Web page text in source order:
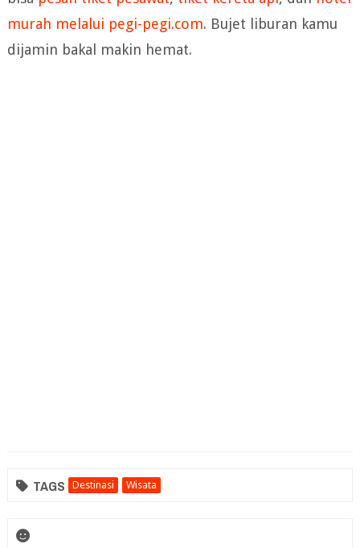
murah melalui pegi-pegi.com. Bujet liburan kamu
dijamin bakal makin hemat.
TAGS Destinasi Wisata